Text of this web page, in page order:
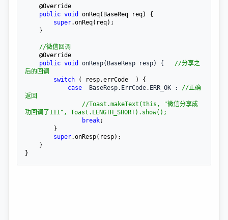
public void
onReq(BaseReq req) {
super.onReq(req);
//微信回调
public void onResp(BaseResp resp) { //分享之
后的回调
switch ( resp.errCode  ) {
case
  BaseResp.ErrCode.ERR_OK :
//正确
返回
//Toast.makeText(this, "微信分享成
功回调了111", Toast.LENGTH_SHORT).show();
break;
super.onResp(resp);
}